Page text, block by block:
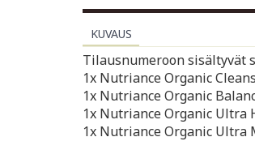
KUVAUS
Tilausnumeroon sisältyvät
1x Nutriance Organic
1x Nutriance Organic
1x Nutriance Organic Ultra
1x Nutriance Organic Ultra